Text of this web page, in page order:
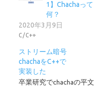
1】Chachaって
何？
2020年3月9日
C/C++
ストリーム暗号
chachaをC++で
実装した
卒業研究でchachaの平文